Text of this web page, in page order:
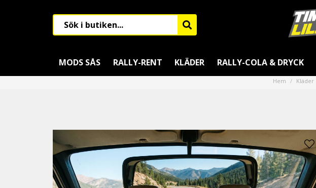
MODS SÅS RALLY-RENT KLÄDER RALLY-COLA & DRYCK
Hem Kläder